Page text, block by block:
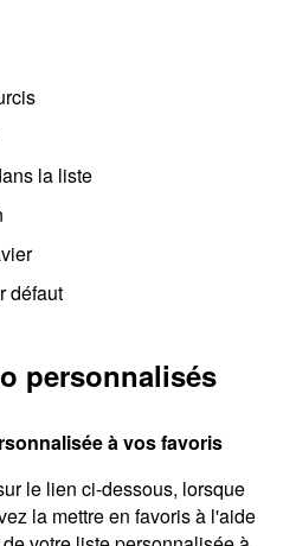
la liste
défaut
personnalisés
à vos favoris
le lien ci-dessous, lorsque
la mettre en favoris à l'aide